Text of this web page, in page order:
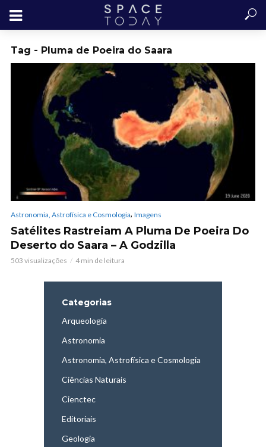
Tag - Pluma de Poeira do Saara
Astronomia, Astrofísica e Cosmologia, Imagens
Satélites Rastreiam A Pluma De Poeira Do
Deserto do Saara – A Godzilla
503 visualizações 4 min de leitura
Categorias
Arqueologia
Astronomia
Astronomia, Astrofísica e Cosmologia
Ciências Naturais
Cienctec
Editoriais
Geologia